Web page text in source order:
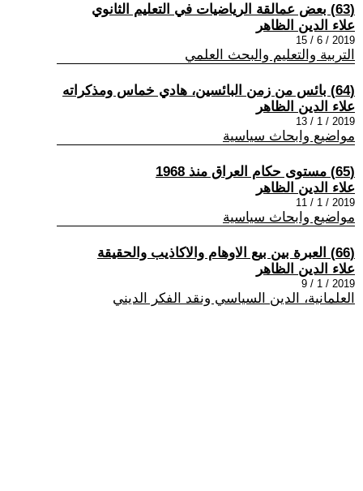
(63) بعض عمالقة الرياضيات في التعليم الثانوي
علاء الدين الظاهر
2019 / 6 / 15
التربية والتعليم والبحث العلمي
(64) بائس من زمن البائسين، هادي خماس ومذكراته
علاء الدين الظاهر
2019 / 1 / 13
مواضيع وابحاث سياسية
(65) مستوى حكام العراق منذ 1968
علاء الدين الظاهر
2019 / 1 / 11
مواضيع وابحاث سياسية
(66) العبرة بين بيع الاوهام والاكاذيب والحقيقة
علاء الدين الظاهر
2019 / 1 / 9
العلمانية، الدين السياسي ونقد الفكر الديني